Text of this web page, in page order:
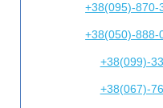
+38(095)-870-
+38(050)-888-
+38(099)-
+38(067)-